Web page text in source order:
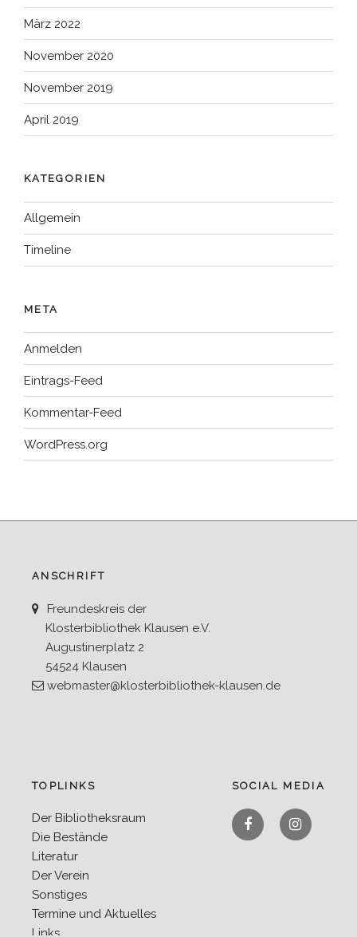
März 2022
November 2020
November 2019
April 2019
KATEGORIEN
Allgemein
Timeline
META
Anmelden
Eintrags-Feed
Kommentar-Feed
WordPress.org
ANSCHRIFT
Freundeskreis der
Klosterbibliothek Klausen e.V.
Augustinerplatz 2
54524 Klausen
webmaster@klosterbibliothek-klausen.de
TOPLINKS
Der Bibliotheksraum
Die Bestände
Literatur
Der Verein
Sonstiges
Termine und Aktuelles
Links
SOCIAL MEDIA
Facebook